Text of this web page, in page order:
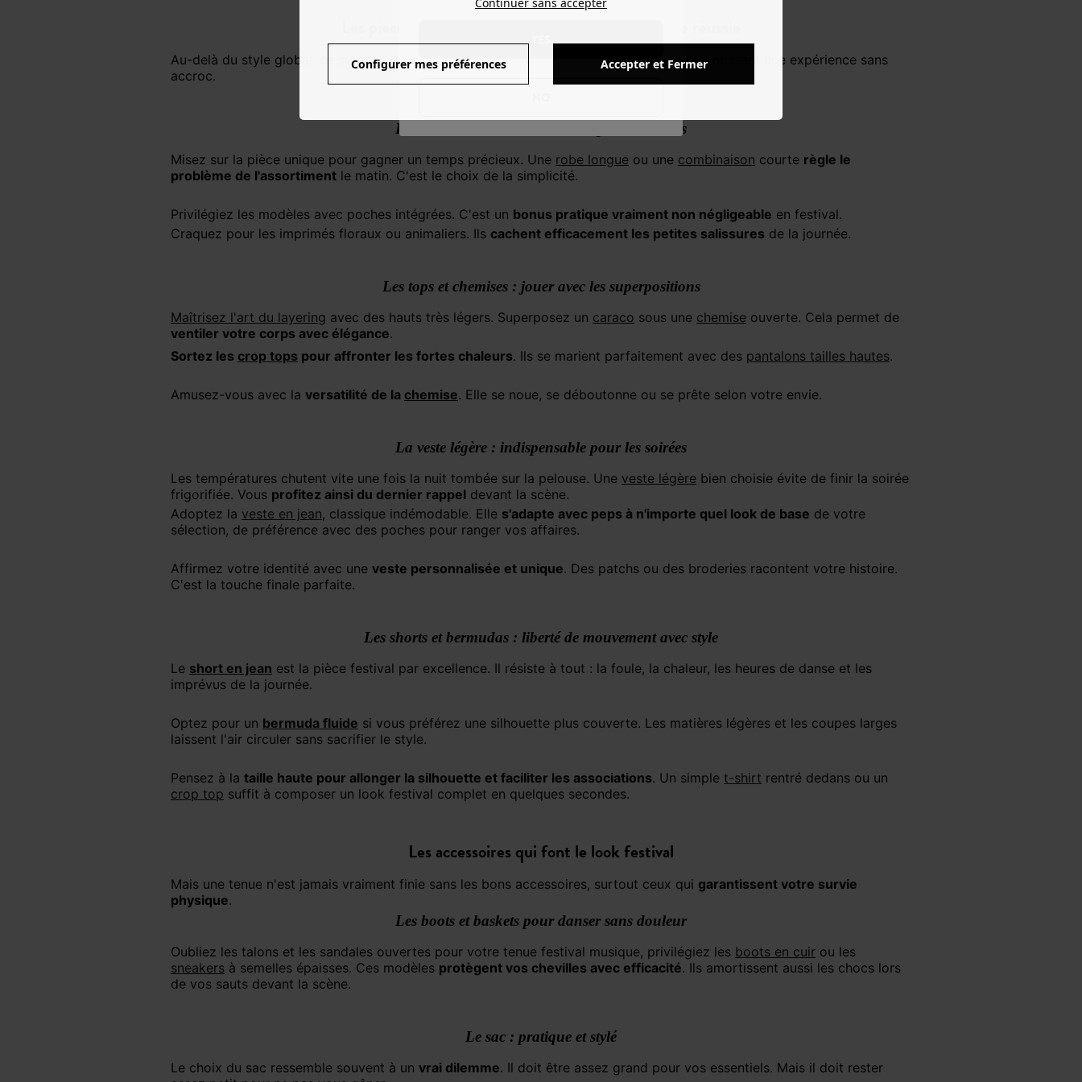
Au-delà du style global, ce sont les détails techniques et les coupes spécifiques qui garantissent une expérience sans
accroc.
La robe ou la combinaison : la pièce no stress
Misez sur la pièce unique pour gagner un temps précieux. Une robe longue ou une combinaison courte règle le
problème de l'assortiment le matin. C'est le choix de la simplicité.
Privilégiez les modèles avec poches intégrées. C'est un bonus pratique vraiment non négligeable en festival.
Craquez pour les imprimés floraux ou animaliers. Ils cachent efficacement les petites salissures de la journée.
Les tops et chemises : jouer avec les superpositions
Maîtrisez l'art du layering avec des hauts très légers. Superposez un caraco sous une chemise ouverte. Cela permet de
ventiler votre corps avec élégance.
Sortez les crop tops pour affronter les fortes chaleurs. Ils se marient parfaitement avec des pantalons tailles hautes.
Amusez-vous avec la versatilité de la chemise. Elle se noue, se déboutonne ou se prête selon votre envie.
La veste légère : indispensable pour les soirées
Les températures chutent vite une fois la nuit tombée sur la pelouse. Une veste légère bien choisie évite de finir la soirée
frigorifiée. Vous profitez ainsi du dernier rappel devant la scène.
Adoptez la veste en jean, classique indémodable. Elle s'adapte avec peps à n'importe quel look de base de votre
sélection, de préférence avec des poches pour ranger vos affaires.
Affirmez votre identité avec une veste personnalisée et unique. Des patchs ou des broderies racontent votre histoire.
C'est la touche finale parfaite.
Les shorts et bermudas : liberté de mouvement avec style
Le short en jean est la pièce festival par excellence. Il résiste à tout : la foule, la chaleur, les heures de danse et les
imprévus de la journée.
Optez pour un bermuda fluide si vous préférez une silhouette plus couverte. Les matières légères et les coupes larges
laissent l'air circuler sans sacrifier le style.
Pensez à la taille haute pour allonger la silhouette et faciliter les associations. Un simple t-shirt rentré dedans ou un
crop top suffit à composer un look festival complet en quelques secondes.
Les accessoires qui font le look festival
Mais une tenue n'est jamais vraiment finie sans les bons accessoires, surtout ceux qui garantissent votre survie
physique.
Les boots et baskets pour danser sans douleur
Oubliez les talons et les sandales ouvertes pour votre tenue festival musique, privilégiez les boots en cuir ou les
sneakers à semelles épaisses. Ces modèles protègent vos chevilles avec efficacité. Ils amortissent aussi les chocs lors
de vos sauts devant la scène.
Le sac : pratique et stylé
Le choix du sac ressemble souvent à un vrai dilemme. Il doit être assez grand pour vos essentiels. Mais il doit rester
Continuer sans accepter
Configurer mes préférences Accepter et Fermer